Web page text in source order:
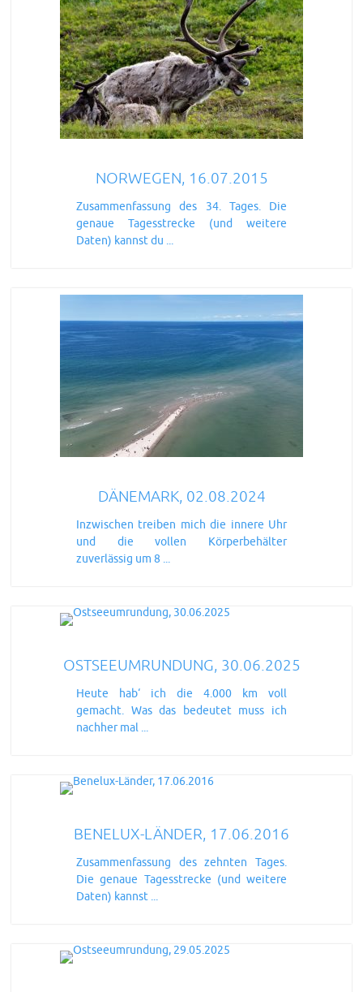
NORWEGEN, 16.07.2015
Zusammenfassung des 34. Tages. Die
genaue Tagesstrecke (und weitere
Daten) kannst du ...
DÄNEMARK, 02.08.2024
Inzwischen treiben mich die innere Uhr
und die vollen Körperbehälter
zuverlässig um 8 ...
OSTSEEUMRUNDUNG, 30.06.2025
Heute hab‘ ich die 4.000 km voll
gemacht. Was das bedeutet muss ich
nachher mal ...
BENELUX-LÄNDER, 17.06.2016
Zusammenfassung des zehnten Tages.
Die genaue Tagesstrecke (und weitere
Daten) kannst ...